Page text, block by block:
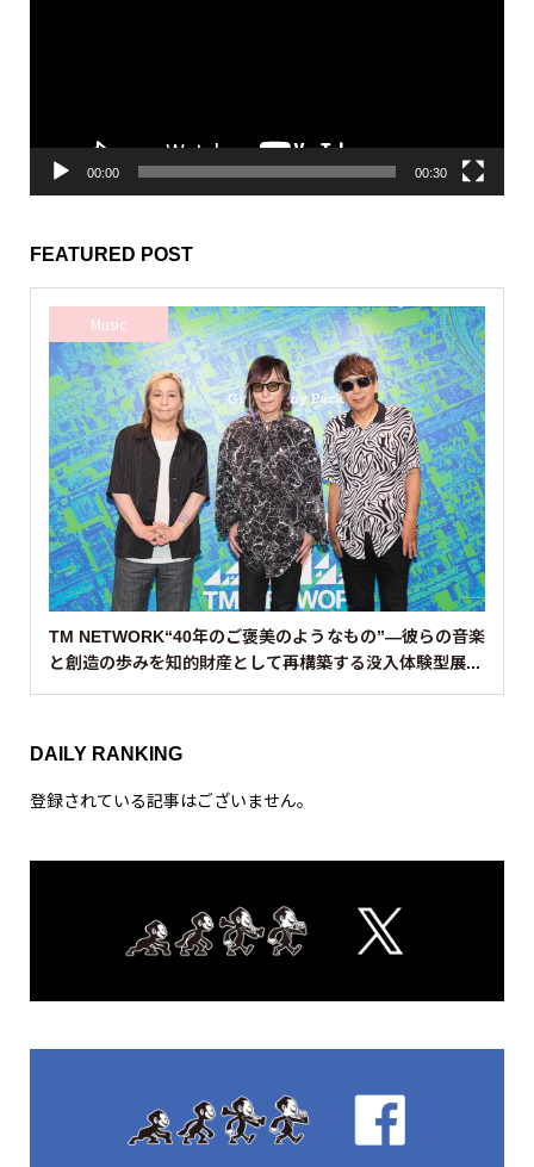
00:00 00:30
FEATURED POST
Music
TM NETWORK“40年のご褒美のようなもの”—彼らの音楽
と創造の歩みを知的財産として再構築する没入体験型展...
DAILY RANKING
登録されている記事はございません。